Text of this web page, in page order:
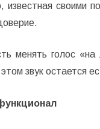
известная своими
менять голос
звук остается